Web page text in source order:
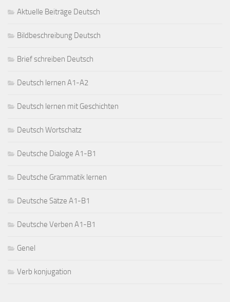
Aktuelle Beiträge Deutsch
Bildbeschreibung Deutsch
Brief schreiben Deutsch
Deutsch lernen A1-A2
Deutsch lernen mit Geschichten
Deutsch Wortschatz
Deutsche Dialoge A1-B1
Deutsche Grammatik lernen
Deutsche Sätze A1-B1
Deutsche Verben A1-B1
Genel
Verb konjugation